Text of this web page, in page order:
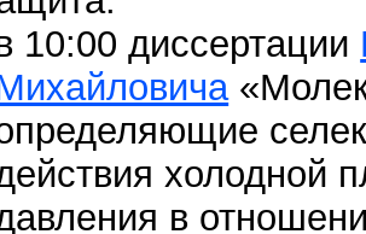
10:00 диссертации
холодной
в